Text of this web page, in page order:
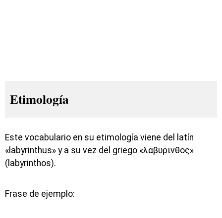
Etimología
Este vocabulario en su etimología viene del latín
«labyrinthus» y a su vez del griego «λαβυρινθος»
(labyrinthos).
Frase de ejemplo: